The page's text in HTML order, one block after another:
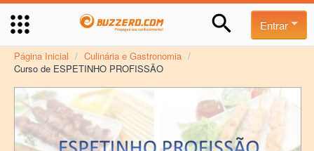
Entrar
Página Inicial / Culinária e Gastronomia /
Curso de ESPETINHO PROFISSÃO